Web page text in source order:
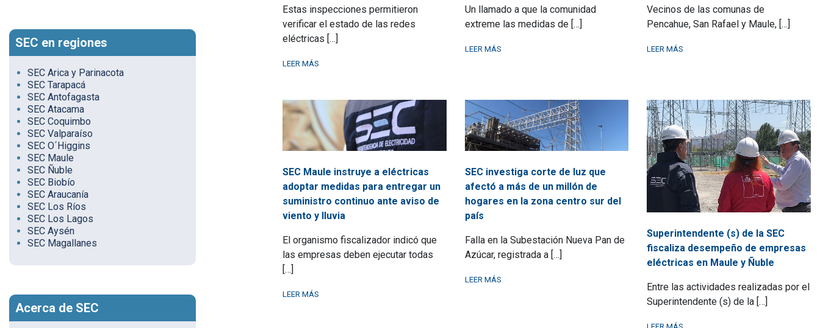
SEC en regiones
SEC Arica y Parinacota
SEC Tarapacá
SEC Antofagasta
SEC Atacama
SEC Coquimbo
SEC Valparaíso
SEC O´Higgins
SEC Maule
SEC Ñuble
SEC Biobío
SEC Araucanía
SEC Los Ríos
SEC Los Lagos
SEC Aysén
SEC Magallanes
Acerca de SEC
Estas inspecciones permitieron
verificar el estado de las redes
eléctricas […]
LEER MÁS
Un llamado a que la comunidad
extreme las medidas de […]
LEER MÁS
Vecinos de las comunas de
Pencahue, San Rafael y Maule, […]
LEER MÁS
SEC Maule instruye a eléctricas
adoptar medidas para entregar un
suministro continuo ante aviso de
viento y lluvia
El organismo fiscalizador indicó que
las empresas deben ejecutar todas
[…]
LEER MÁS
SEC investiga corte de luz que
afectó a más de un millón de
hogares en la zona centro sur del
país
Falla en la Subestación Nueva Pan de
Azúcar, registrada a […]
LEER MÁS
Superintendente (s) de la SEC
fiscaliza desempeño de empresas
eléctricas en Maule y Ñuble
Entre las actividades realizadas por el
Superintendente (s) de la […]